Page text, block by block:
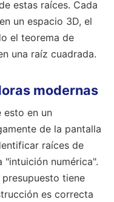
estas raíces. Cada
un espacio 3D, el
el teorema de
una raíz cuadrada.
modernas
esto en un
de la pantalla
raíces de
"intuición numérica".
tiene
es correcta